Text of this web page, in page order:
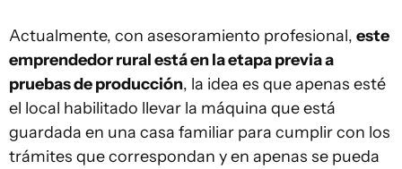
Actualmente, con asesoramiento profesional, este
emprendedor rural está en la etapa previa a
pruebas de producción, la idea es que apenas esté
el local habilitado llevar la máquina que está
guardada en una casa familiar para cumplir con los
trámites que correspondan y en apenas se pueda